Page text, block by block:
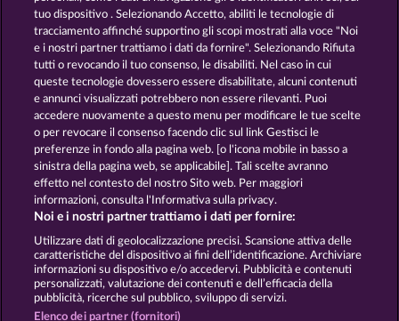
BACK TO THE FRUITS
Termini e condizioni
Informativa sulla privacy Note legali
Società FAQ Facebook
Invia richiesta di recesso
tuo dispositivo . Selezionando Accetto, abiliti le tecnologie di
tracciamento affinché supportino gli scopi mostrati alla voce "Noi
e i nostri partner trattiamo i dati da fornire". Selezionando Rifiuta
tutti o revocando il tuo consenso, le disabiliti. Nel caso in cui
queste tecnologie dovessero essere disabilitate, alcuni contenuti
e annunci visualizzati potrebbero non essere rilevanti. Puoi
accedere nuovamente a questo menu per modificare le tue scelte
o per revocare il consenso facendo clic sul link Gestisci le
preferenze in fondo alla pagina web. [o l'icona mobile in basso a
sinistra della pagina web, se applicabile]. Tali scelte avranno
effetto nel contesto del nostro Sito web. Per maggiori
informazioni, consulta l'Informativa sulla privacy.
Noi e i nostri partner trattiamo i dati per fornire:
Utilizzare dati di geolocalizzazione precisi. Scansione attiva delle
caratteristiche del dispositivo ai fini dell’identificazione. Archiviare
informazioni su dispositivo e/o accedervi. Pubblicità e contenuti
personalizzati, valutazione dei contenuti e dell’efficacia della
pubblicità, ricerche sul pubblico, sviluppo di servizi.
Elenco dei partner (fornitori)